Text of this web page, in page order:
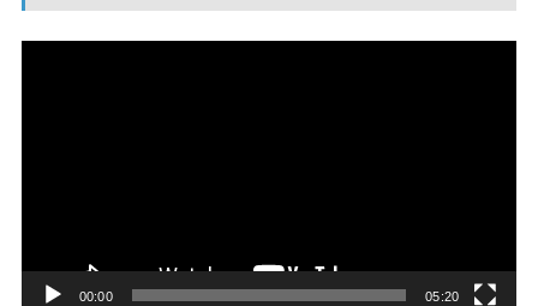
00:00 05:20